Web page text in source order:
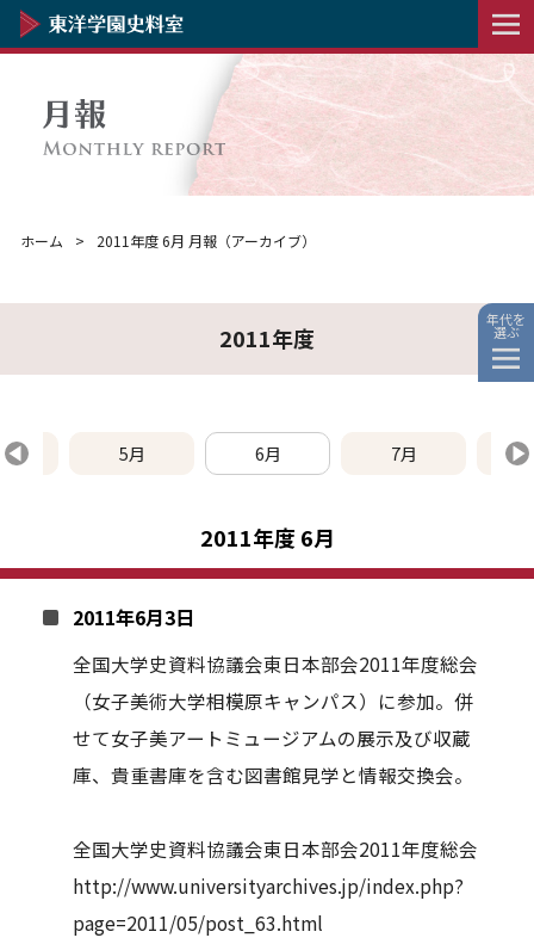
ホーム 2011年度 6月 月報（アーカイブ）
2011年度
年代を
選ぶ
5月 6月 7月
2011年度 6月
2011年6月3日
全国大学史資料協議会東日本部会2011年度総会
（女子美術大学相模原キャンパス）に参加。併
せて女子美アートミュージアムの展示及び収蔵
庫、貴重書庫を含む図書館見学と情報交換会。
全国大学史資料協議会東日本部会2011年度総会
http://www.universityarchives.jp/index.php?
page=2011/05/post_63.html